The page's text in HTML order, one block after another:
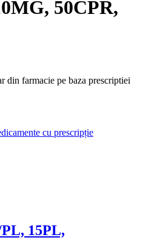
50CPR,
din farmacie pe baza prescriptiei
cu prescripție
15PL,